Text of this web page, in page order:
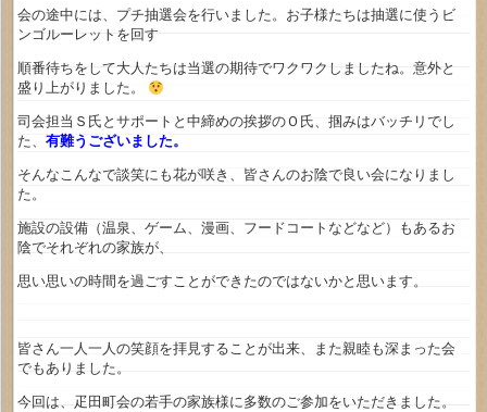
会の途中には、プチ抽選会を行いました。お子様たちは抽選に使うビ
ンゴルーレットを回す
順番待ちをして大人たちは当選の期待でワクワクしましたね。意外と
盛り上がりました。
司会担当Ｓ氏とサポートと中締めの挨拶のＯ氏、掴みはバッチリでし
た、 有難うございました。
そんなこんなで談笑にも花が咲き、皆さんのお陰で良い会になりまし
た。
施設の設備（温泉、ゲーム、漫画、フードコートなどなど）もあるお
陰でそれぞれの家族が、
思い思いの時間を過ごすことができたのではないかと思います。
皆さん一人一人の笑顔を拝見することが出来、また親睦も深まった会
でもありました。
今回は、疋田町会の若手の家族様に多数のご参加をいただきました。